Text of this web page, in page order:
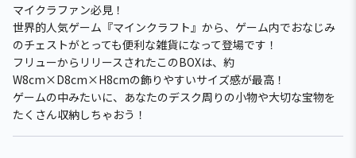
マイクラファン必見！
世界的人気ゲーム『マインクラフト』から、ゲーム内でおなじみ
のチェストがとっても便利な雑貨になって登場です！
フリューからリリースされたこのBOXは、約
W8cm×D8cm×H8cmの飾りやすいサイズ感が最高！
ゲームの中みたいに、あなたのデスク周りの小物や大切な宝物を
たくさん収納しちゃおう！